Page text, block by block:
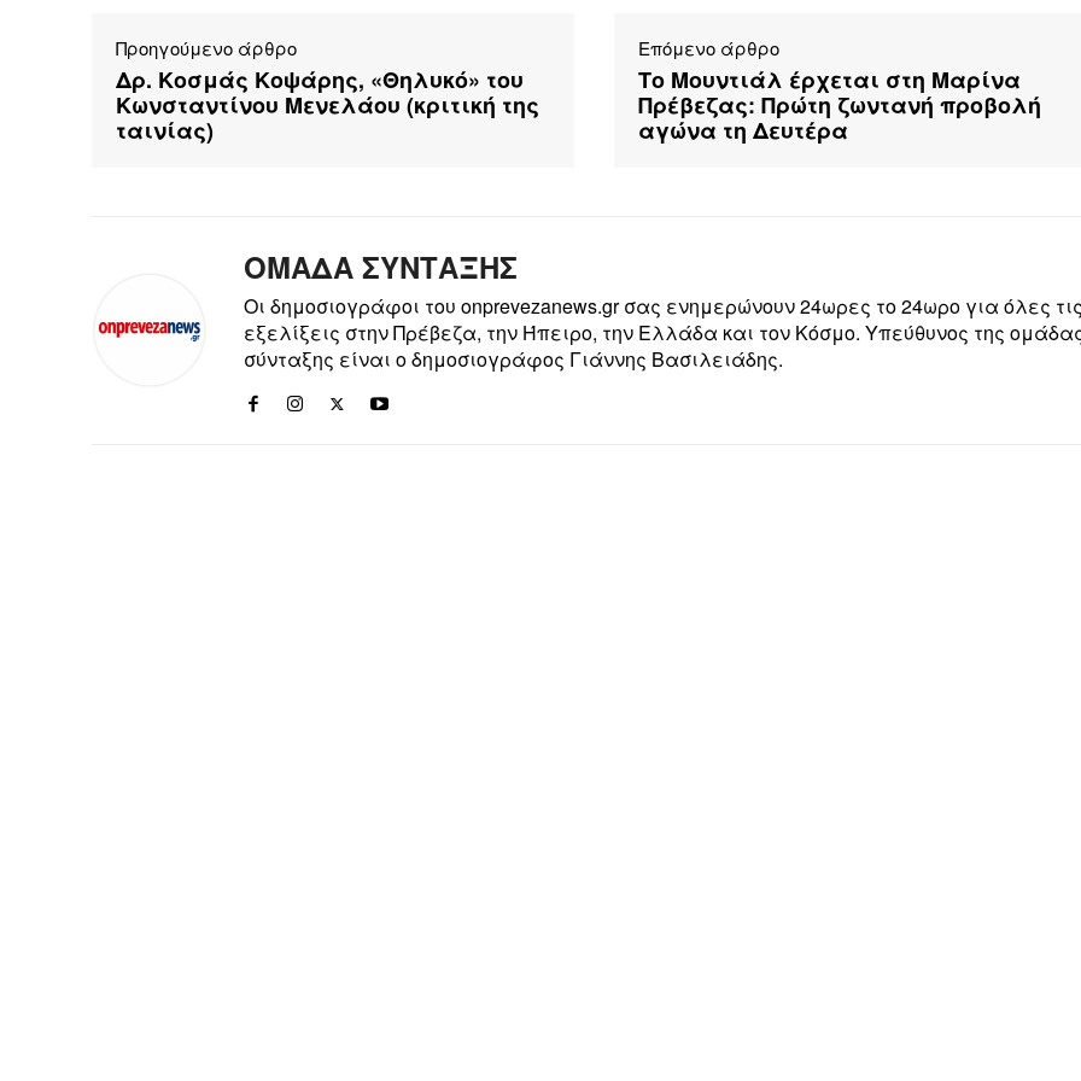
Προηγούμενο άρθρο
Δρ. Κοσμάς Κοψάρης, «Θηλυκό» του
Κωνσταντίνου Μενελάου (κριτική της
ταινίας)
Επόμενο άρθρο
Το Μουντιάλ έρχεται στη Μαρίνα
Πρέβεζας: Πρώτη ζωντανή προβολή
αγώνα τη Δευτέρα
ΟΜΑΔΑ ΣΥΝΤΑΞΗΣ
Οι δημοσιογράφοι του onprevezanews.gr σας ενημερώνουν 24ωρες το 24ωρο για όλες
εξελίξεις στην Πρέβεζα, την Ήπειρο, την Ελλάδα και τον Κόσμο. Υπεύθυνος της
σύνταξης είναι ο δημοσιογράφος Γιάννης Βασιλειάδης.